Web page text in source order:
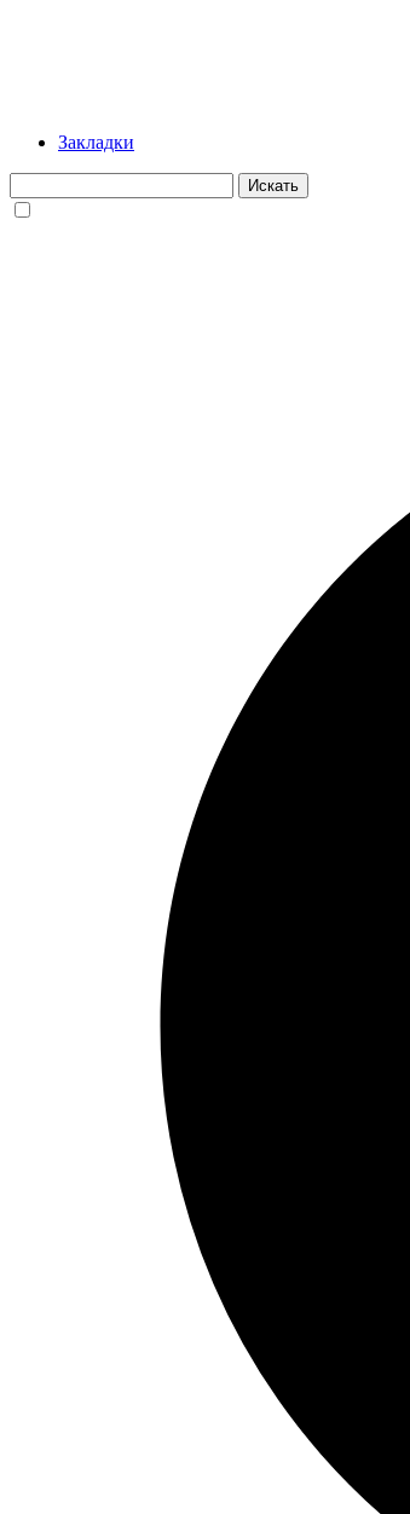
Закладки